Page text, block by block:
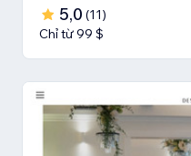
5,0 (11)
Chỉ từ 99 $